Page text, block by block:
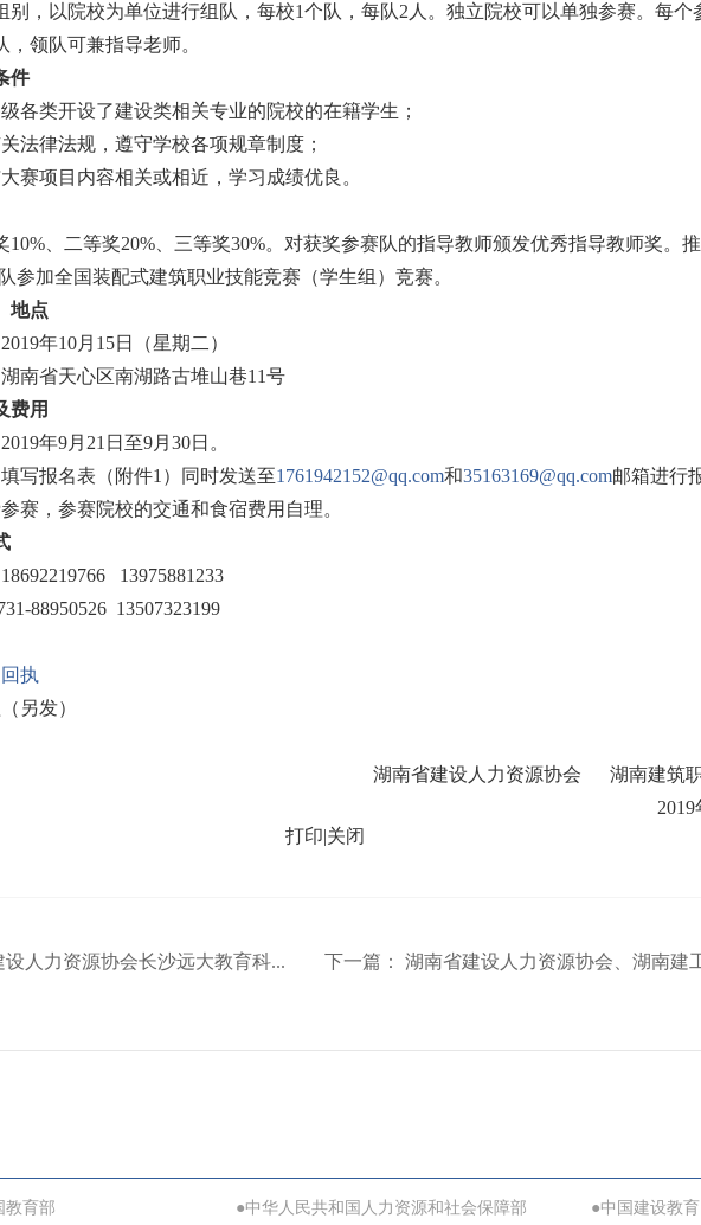
，以院校为单位进行组队，每校1个队，每队2人。独立院校可以单独参赛。每个
领队可兼指导老师。
件
类开设了建设类相关专业的院校的在籍学生；
律法规，遵守学校各项规章制度；
项目内容相关或相近，学习成绩优良。
、二等奖20%、三等奖30%。对获奖参赛队的指导教师颁发优秀指导教师奖。
参加全国装配式建筑职业技能竞赛（学生组）竞赛。
地点
年10月15日（星期二）
湖南省天心区南湖路古堆山巷11号
费用
年9月21日至9月30日。
填写报名表（附件1）同时发送至1761942152@qq.com和35163169@qq.com邮箱进行
赛，参赛院校的交通和食宿费用自理。
13975881233
13507323199
执
发）
湖南省建设人力资源协会 湖南建筑
2019年 9
打印|关闭
设人力资源协会长沙远大教育科... 下一篇： 湖南省建设人力资源协会、湖南建
教育部 ●中华人民共和国人力资源和社会保障部 ●中国建设教育